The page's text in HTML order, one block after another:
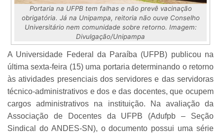
Portaria na UFPB tem falhas e não prevê vacinação
obrigatória. Já na Unipampa, reitoria não ouve Conselho
Universitário nem comunidade sobre retorno. Imagem:
Divulgação/Unipampa
A Universidade Federal da Paraíba (UFPB) publicou na
última sexta-feira (15) uma portaria determinando o retorno
às atividades presenciais dos servidores e das servidoras
técnico-administrativos e dos e das docentes, que ocupem
cargos administrativos na instituição. Na avaliação da
Associação de Docentes da UFPB (Adufpb – Seção
Sindical do ANDES-SN), o documento possui uma série